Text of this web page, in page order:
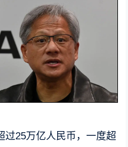
过25万亿人民币，一度超